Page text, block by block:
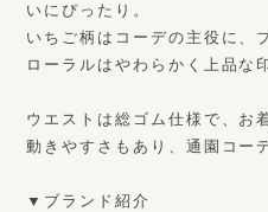
いにぴったり。
いちご柄はコーデの主役に、
ローラルはやわらかく上品な
ウエストは総ゴム仕様で、お
動きやすさもあり、通園コー
▼ブランド紹介